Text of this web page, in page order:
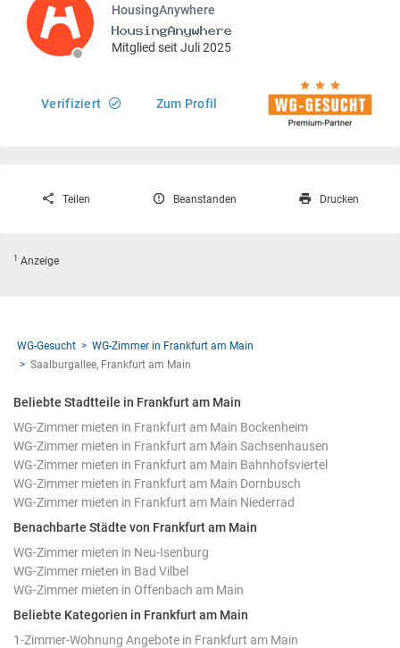
HousingAnywhere
Mitglied seit Juli 2025
Verifiziert Zum Profil
Teilen Beanstanden Drucken
1 Anzeige
WG-Gesucht
WG-Zimmer in Frankfurt am Main
Saalburgallee, Frankfurt am Main
Beliebte Stadtteile in Frankfurt am Main
WG-Zimmer mieten in Frankfurt am Main Bockenheim
WG-Zimmer mieten in Frankfurt am Main Sachsenhausen
WG-Zimmer mieten in Frankfurt am Main Bahnhofsviertel
WG-Zimmer mieten in Frankfurt am Main Dornbusch
WG-Zimmer mieten in Frankfurt am Main Niederrad
Benachbarte Städte von Frankfurt am Main
WG-Zimmer mieten in Neu-Isenburg
WG-Zimmer mieten in Bad Vilbel
WG-Zimmer mieten in Offenbach am Main
Beliebte Kategorien in Frankfurt am Main
1-Zimmer-Wohnung Angebote in Frankfurt am Main